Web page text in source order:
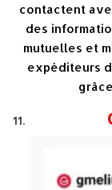
contactent
des
mutuelles et
expéditeurs